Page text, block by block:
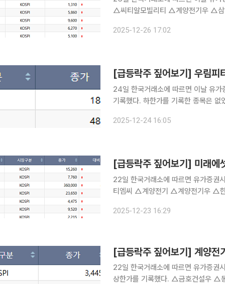
△씨티알모빌리티 △계양전기우 △삼
이날 장중 일본 해상풍력발전 프로
2025-12-26 17:02
24일 한국거래소에 따르면 이날 유
기록했다. 하한가를 기록한 종목은 없었다. 코스닥 시장에서는 △피플바이오 △셀루
및 건물을 983억 원에 양수한다고 공
2025-12-24 16:05
[급등락주 짚어보기] 미래에
22일 한국거래소에 따르면 유가증
티엠씨 △계양전기 △계양전기우 △
2025-12-23 16:29
[급등락주 짚어보기] 계양전
22일 한국거래소에 따르면 유가증
상한가를 기록했다. △금호건설우 △동부건설우는 하한가